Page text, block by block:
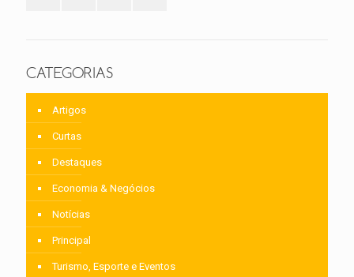
CATEGORIAS
Artigos
Curtas
Destaques
Economia & Negócios
Notícias
Principal
Turismo, Esporte e Eventos